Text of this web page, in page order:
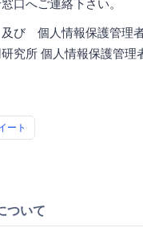
口へご連絡下さい。
及び 個人情報保護管理
研究所 個人情報保護管
ート
ついて